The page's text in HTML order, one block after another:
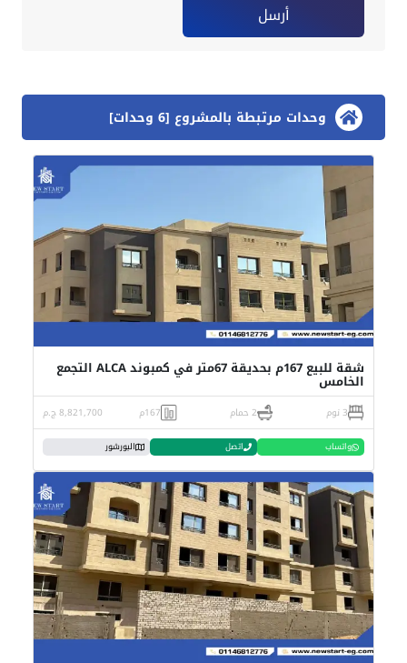
أرسل
وحدات مرتبطة بالمشروع [6 وحدات]
شقة للبيع 167م بحديقة 67متر في كمبوند ALCA التجمع
الخامس
3 نوم 2 حمام 167م 8,821,700 ج.م
واتساب اتصل البورشور